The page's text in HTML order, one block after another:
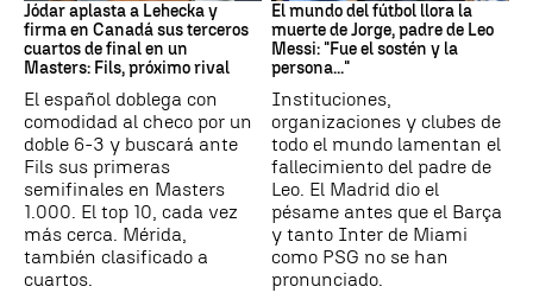
Jódar aplasta a Lehecka y
firma en Canadá sus terceros
cuartos de final en un
Masters: Fils, próximo rival
El español doblega con
comodidad al checo por un
doble 6-3 y buscará ante
Fils sus primeras
semifinales en Masters
1.000. El top 10, cada vez
más cerca. Mérida,
también clasificado a
cuartos.
El mundo del fútbol llora la
muerte de Jorge, padre de Leo
Messi: "Fue el sostén y la
persona..."
Instituciones,
organizaciones y clubes de
todo el mundo lamentan el
fallecimiento del padre de
Leo. El Madrid dio el
pésame antes que el Barça
y tanto Inter de Miami
como PSG no se han
pronunciado.